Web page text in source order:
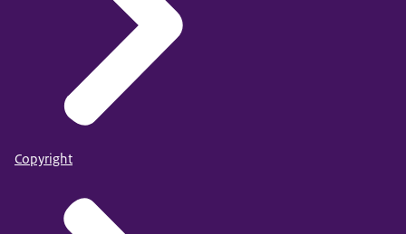
Copyright